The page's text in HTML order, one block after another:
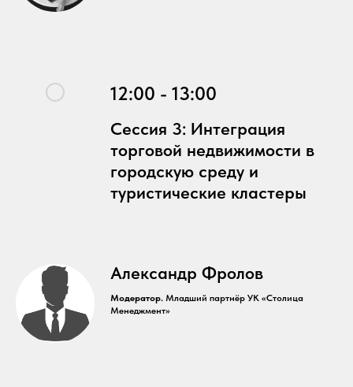
12:00 - 13:00
Сессия 3: Интеграция
торговой недвижимости в
городскую среду и
туристические кластеры
Александр Фролов
Модератор. Младший партнёр УК «Столица
Менеджмент»